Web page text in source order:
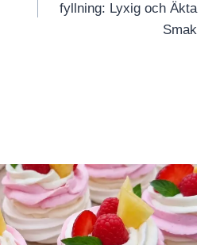
fyllning: Lyxig och Äkta
Smak